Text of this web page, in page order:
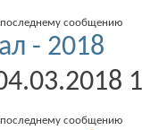
- 2018